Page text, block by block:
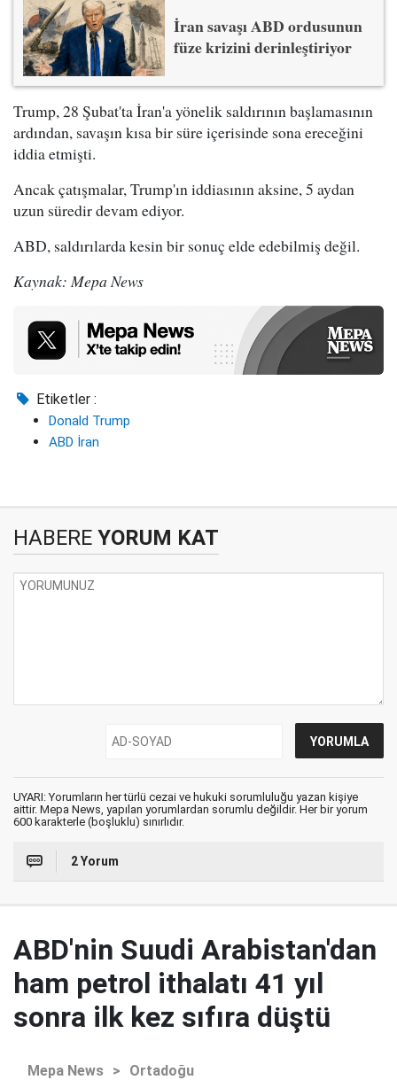
İran savaşı ABD ordusunun
füze krizini derinleştiriyor
Trump, 28 Şubat'ta İran'a yönelik saldırının başlamasının
ardından, savaşın kısa bir süre içerisinde sona ereceğini
iddia etmişti.
Ancak çatışmalar, Trump'ın iddiasının aksine, 5 aydan
uzun süredir devam ediyor.
ABD, saldırılarda kesin bir sonuç elde edebilmiş değil.
Kaynak: Mepa News
Etiketler :
Donald Trump
ABD İran
HABERE YORUM KAT
UYARI: Yorumların her türlü cezai ve hukuki sorumluluğu yazan kişiye
aittir. Mepa News, yapılan yorumlardan sorumlu değildir. Her bir yorum
600 karakterle (boşluklu) sınırlıdır.
2 Yorum
ABD'nin Suudi Arabistan'dan
ham petrol ithalatı 41 yıl
sonra ilk kez sıfıra düştü
Mepa News > Ortadoğu